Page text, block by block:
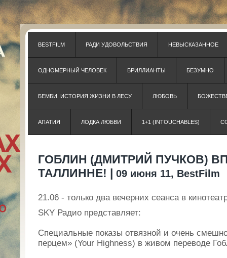
BESTFILM РАДИ УДОВОЛЬСТВИЯ НЕВЫСКАЗАННОЕ
ОДНОМЕРНЫЙ ЧЕЛОВЕК БРИЛЛИАНТЫ БЕЗУМНО
БЕМБИ. ИСТОРИЯ ЖИЗНИ В ЛЕСУ ЛЮБОВЬ
АПАТИЯ ЛОДКА ЛЮБВИ 1+1 (INTOUCHABLES)
ГОБЛИН (ДМИТРИЙ ПУЧКОВ)
ТАЛЛИННЕ! | 09 июня 11, BestFilm
21.06 - только два вечерних сеанса в
SKY Радио представляет:
Специальные показы отвязной и очень
перцем» (Your Highness) в живом переводе